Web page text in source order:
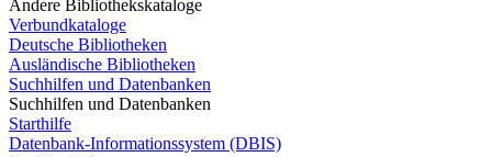
Andere Bibliothekskataloge
Verbundkataloge
Deutsche Bibliotheken
Ausländische Bibliotheken
Suchhilfen und Datenbanken
Suchhilfen und Datenbanken
Starthilfe
Datenbank-Informationssystem (DBIS)